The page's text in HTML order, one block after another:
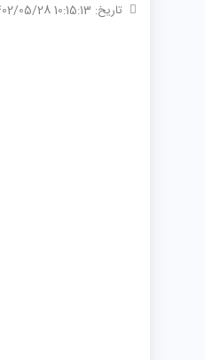
تاریخ: 10:15:13 1402/05/28